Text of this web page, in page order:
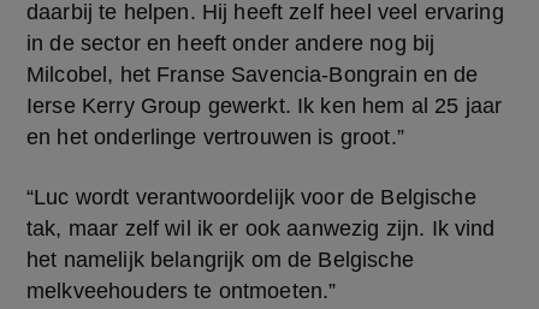
daarbij te helpen. Hij heeft zelf heel veel ervaring
in de sector en heeft onder andere nog bij
Milcobel, het Franse Savencia-Bongrain en de
Ierse Kerry Group gewerkt. Ik ken hem al 25 jaar
en het onderlinge vertrouwen is groot.”
“Luc wordt verantwoordelijk voor de Belgische
tak, maar zelf wil ik er ook aanwezig zijn. Ik vind
het namelijk belangrijk om de Belgische
melkveehouders te ontmoeten.”